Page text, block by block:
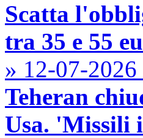
Scatta
tra 35 e 55
» 12-07-2026
Teheran
Usa. 'Missili